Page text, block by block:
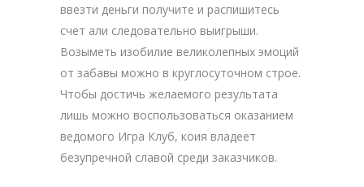
ввезти деньги получите и распишитесь
счет али следовательно выигрыши.
Возыметь изобилие великолепных эмоций
от забавы можно в круглосуточном строе.
Чтобы достичь желаемого результата
лишь можно воспользоваться оказанием
ведомого Игра Клуб, коия владеет
безупречной славой среди заказчиков.